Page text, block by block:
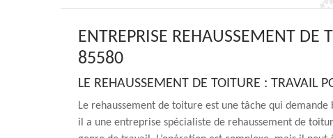
ENTREPRISE REHAUSSEMENT DE
85580
LE REHAUSSEMENT DE TOITURE : TRAVAIL
Le rehaussement de toiture est une tâche qui demande
il a une entreprise spécialiste de rehaussement de